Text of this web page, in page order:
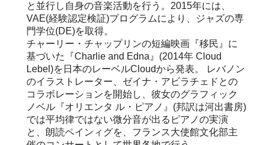
と並行し自身の音楽活動を行う。2015年には、
VAE(経験認定検証)プログラムにより、ジャズの専
門学位(DE)を取得。
チャーリー・チャップリンの短編映画『移民』に
基づいた『Charlie and Edna』(2014年 Cloud
Lebel)を日本のレーベルCloudから発表。 レバノン
のイラストレーター、ゼイナ・アビラチェドとの
コラボレーションを開始し、彼女のグラフィック
ノベル『オリエンタ ル・ピアノ』(邦訳は河出書房)
では平均律ではない微分音が出るピアノの実演
と、朗読ペインィグを、フランス大使館文化部主